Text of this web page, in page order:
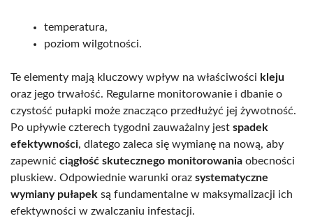
temperatura,
poziom wilgotności.
Te elementy mają kluczowy wpływ na właściwości kleju
oraz jego trwałość. Regularne monitorowanie i dbanie o
czystość pułapki może znacząco przedłużyć jej żywotność.
Po upływie czterech tygodni zauważalny jest spadek
efektywności, dlatego zaleca się wymianę na nową, aby
zapewnić ciągłość skutecznego monitorowania obecności
pluskiew. Odpowiednie warunki oraz systematyczne
wymiany pułapek są fundamentalne w maksymalizacji ich
efektywności w zwalczaniu infestacji.